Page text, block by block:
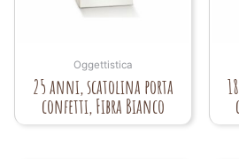
Oggettistica
25 anni, scatolina porta
confetti, Fibra Bianco